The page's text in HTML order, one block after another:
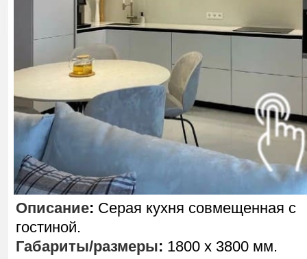
Описание: Серая кухня совмещенная с
гостиной.
Габариты/размеры: 1800 х 3800 мм.